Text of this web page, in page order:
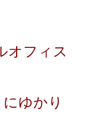
オフィス
にゆかり